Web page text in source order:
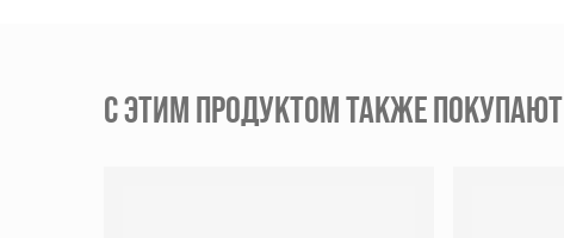
С ЭТИМ ПРОДУКТОМ ТАКЖЕ ПОКУПАЮТ